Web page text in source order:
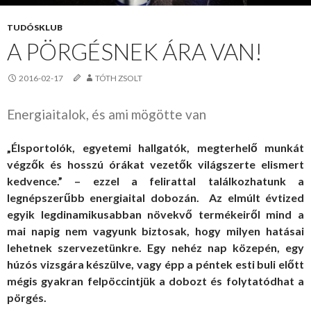
TUDÓSKLUB
A PÖRGÉSNEK ÁRA VAN!
2016-02-17 TÓTH ZSOLT
Energiaitalok, és ami mögötte van
„Élsportolók, egyetemi hallgatók, megterhelő munkát
végzők és hosszú órákat vezetők világszerte elismert
kedvence.” – ezzel a felirattal találkozhatunk a
legnépszerűbb energiaital dobozán. Az elmúlt évtized
egyik legdinamikusabban növekvő termékeiről mind a
mai napig nem vagyunk biztosak, hogy milyen hatásai
lehetnek szervezetünkre. Egy nehéz nap közepén, egy
húzós vizsgára készülve, vagy épp a péntek esti buli előtt
mégis gyakran felpöccintjük a dobozt és folytatódhat a
pörgés.